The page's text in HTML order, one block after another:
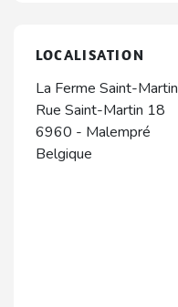
LOCALISATION
La Ferme Saint-Martin
Rue Saint-Martin 18
6960 - Malempré
Belgique